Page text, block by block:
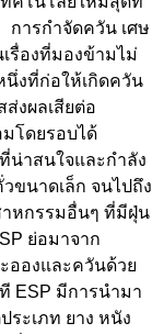
รกำจัดควัน เศษ
รื่องที่มองข้ามไม่
นึ่งที่ก่อให้เกิดควัน
งผลเสียต่อ
โดยรอบได้
น่าสนใจและกำลัง
ขนาดเล็ก จนไปถึง
หกรรมอื่นๆ ที่มีฝุ่น
ย่อมาจาก
อองและควันด้วย
ESP มีการนำมา
ระเภท ยาง หนัง